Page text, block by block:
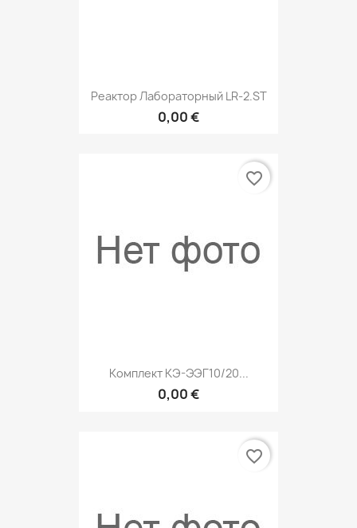
Реактор Лабораторный LR-2.ST
0,00 €
Комплект КЭ-ЭЭГ10/20...
0,00 €
favorite_border
favorite_border